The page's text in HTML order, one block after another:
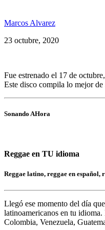
Marcos Alvarez
23 octubre, 2020
Fue estrenado el 17 de
Este disco compila lo mejor
Sonando AHora
Reggae en TU idioma
Reggae latino, reggae en español,
Llegó ese momento del día
latinoamericanos en tu
Colombia, Venezuela,